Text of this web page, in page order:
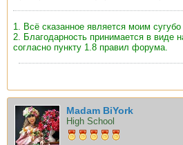
1. Всё сказанное является моим
2. Благодарность принимается в виде
согласно пункту 1.8 правил форума.
Madam BiYork
High School